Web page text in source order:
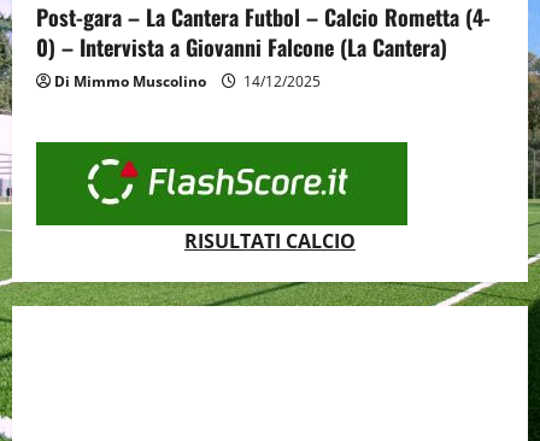
Post-gara – La Cantera Futbol – Calcio Rometta (4-
0) – Intervista a Giovanni Falcone (La Cantera)
Di Mimmo Muscolino 14/12/2025
RISULTATI CALCIO